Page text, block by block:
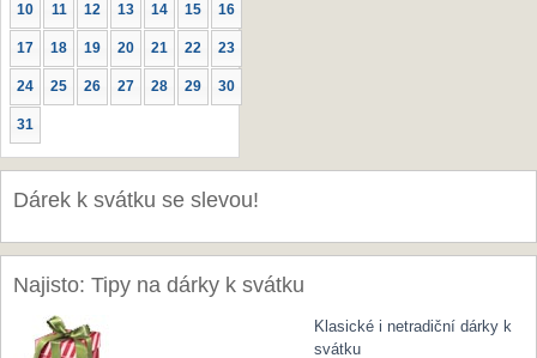
10 11 12 13 14 15 16
17 18 19 20 21 22 23
24 25 26 27 28 29 30
31
Dárek k svátku se slevou!
Najisto: Tipy na dárky k svátku
Klasické i netradiční dárky k
svátku